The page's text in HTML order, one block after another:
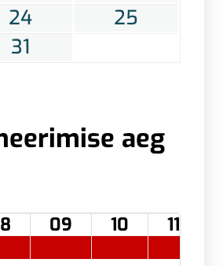
24
25
31
aeg
09 10 11